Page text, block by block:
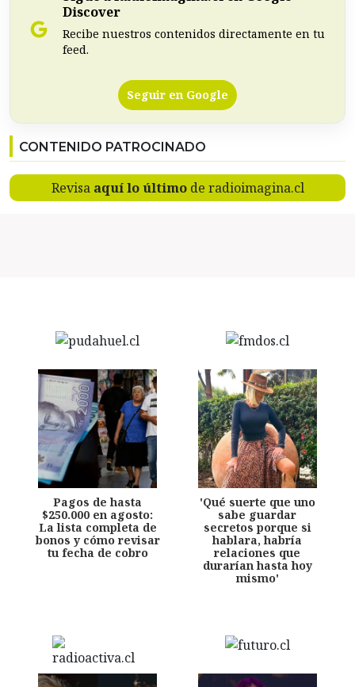
Discover
Recibe nuestros contenidos directamente en tu
feed.
Seguir en Google
CONTENIDO PATROCINADO
Revisa aquí lo últimode radioimagina.cl
Pagos de hasta
$250.000 en agosto:
La lista completa de
bonos y cómo revisar
tu fecha de cobro
'Qué suerte que uno
sabe guardar
secretos porque si
hablara, habría
relaciones que
durarían hasta hoy
mismo'